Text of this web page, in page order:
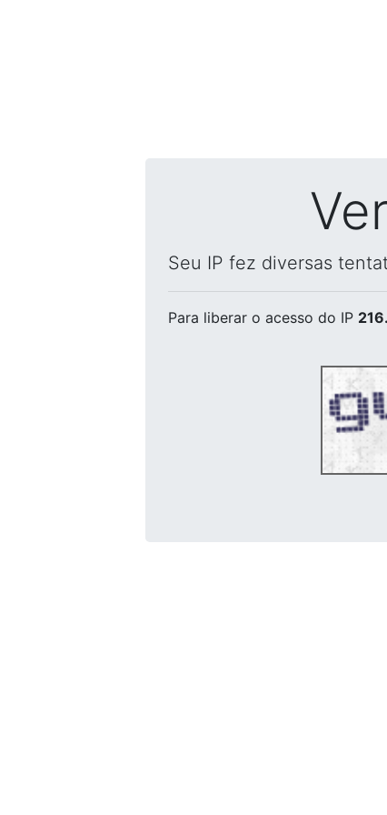
Seu IP fez diversas
Para liberar o acesso do IP